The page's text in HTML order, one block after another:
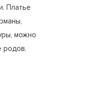
Платье
можно
родов.